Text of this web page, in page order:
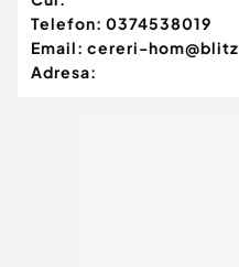
Telefon: 0374538019
Email: cereri-
Adresa: